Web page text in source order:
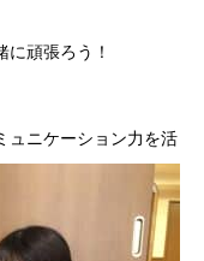
頑張ろう！
ュニケーション力を活